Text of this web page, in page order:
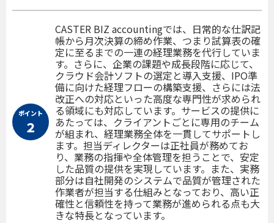
ポイント
２
CASTER BIZ accountingでは、日常的な仕訳記
帳から月次決算の締め作業、つまり試算表の確
定に至るまでの一連の経理業務を代行していま
す。さらに、企業の課題や成長段階に応じて、
クラウド会計ソフトの選定と導入支援、IPO準
備に向けた経理フローの構築支援、さらには法
改正への対応といった高度な専門性が求められ
る領域にも対応しています。サービスの提供に
あたっては、クライアントごとに専用のチーム
が組まれ、経理業務全体を一貫してサポートし
ます。担当ディレクターは正社員が務めてお
り、業務の指揮や全体管理を担うことで、安定
した品質の提供を実現しています。また、実務
部分は自社開発のシステムで品質が管理された
作業者が担当する仕組みとなっており、高い正
確性と信頼性を持って業務が進められる点も大
きな特長となっています。